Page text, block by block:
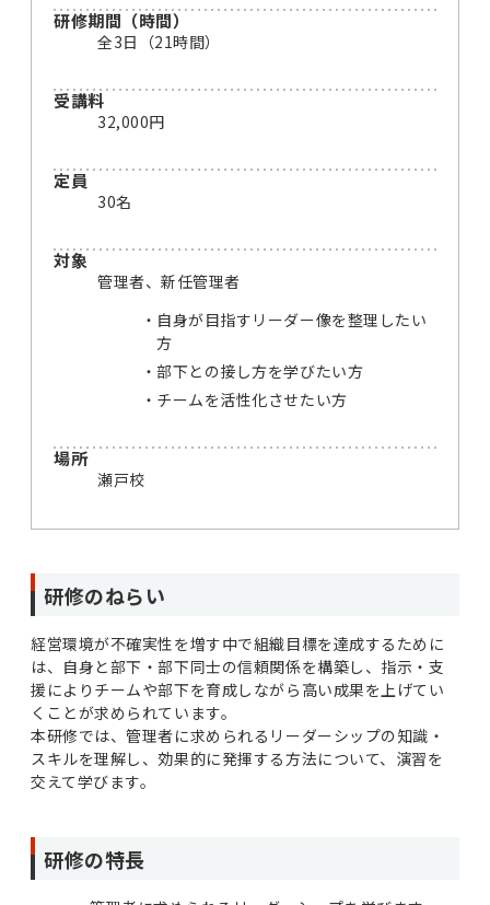
研修期間（時間）
全3日（21時間）
受講料
32,000円
定員
30名
対象
管理者、新任管理者
自身が目指すリーダー像を整理したい
方
部下との接し方を学びたい方
チームを活性化させたい方
場所
瀬戸校
研修のねらい
経営環境が不確実性を増す中で組織目標を達成するために
は、自身と部下・部下同士の信頼関係を構築し、指示・支
援によりチームや部下を育成しながら高い成果を上げてい
くことが求められています。
本研修では、管理者に求められるリーダーシップの知識・
スキルを理解し、効果的に発揮する方法について、演習を
交えて学びます。
研修の特長